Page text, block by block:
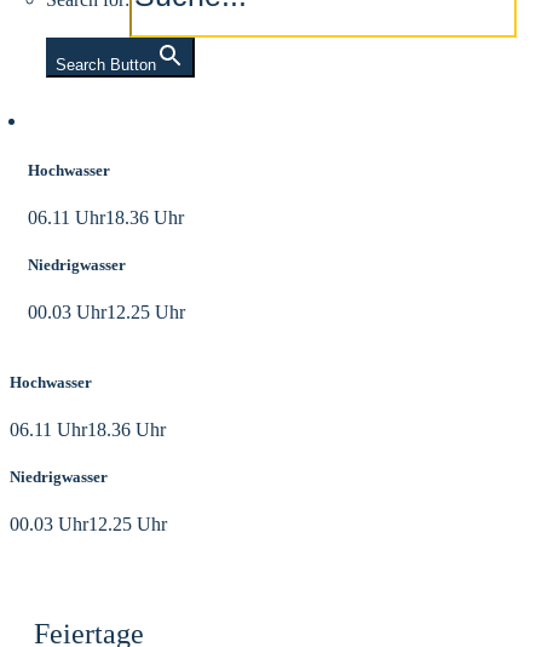
Search Button
Hochwasser
06.11 Uhr18.36 Uhr
Niedrigwasser
00.03 Uhr12.25 Uhr
Hochwasser
06.11 Uhr18.36 Uhr
Niedrigwasser
00.03 Uhr12.25 Uhr
Feiertage